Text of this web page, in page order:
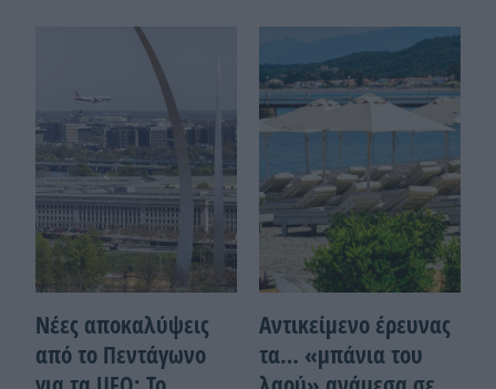
Νέες αποκαλύψεις
από το Πεντάγωνο
Αντικείμενο έρευνας
τα… «μπάνια του